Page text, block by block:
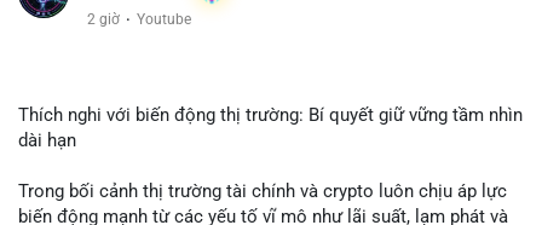
lý thận trọng của cá voi. Nếu dòng tiền này hướng về ví sàn
của BTC.
tương tự trong 24 giờ tới để xác nhận xu hướng. Không nên
hành động vội vàng dựa trên một giao dịch đơn lẻ, hãy ưu tiên
2 giờ · Youtube
Thích nghi với biến động thị trường: Bí quyết giữ vững tầm nhìn
dài hạn
Trong bối cảnh thị trường tài chính và crypto luôn chịu áp lực
biến động mạnh từ các yếu tố vĩ mô như lãi suất, lạm phát và